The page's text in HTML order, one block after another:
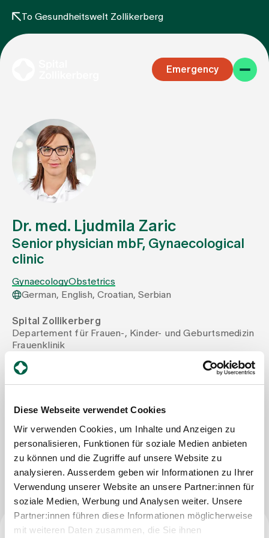
Diese Webseite verwendet Cookies
Wir verwenden Cookies, um Inhalte und Anzeigen zu
personalisieren, Funktionen für soziale Medien anbieten
zu können und die Zugriffe auf unsere Website zu
analysieren. Ausserdem geben wir Informationen zu Ihrer
Verwendung unserer Website an unsere Partner:innen für
soziale Medien, Werbung und Analysen weiter. Unsere
Partner:innen führen diese Informationen möglicherweise
mit weiteren Daten zusammen, die Sie ihnen
To Gesundheitswelt Zollikerberg
Emergency
Specialist areas
Stay
Team
Assigning
Events
Latest news
Jobs & Career
Contact us
Baby gallery
Blog
Dr. med. Ljudmila Zaric
Senior physician mbF, Gynaecological
clinic
GynaecologyObstetrics
German, English, Croatian, Serbian
Spital Zollikerberg
Departement für Frauen-, Kinder- und Geburtsmedizin
Frauenklinik
8125 Zollikerberg
Tel
+41 44 397 25 25
Fax
+41 44 397 23 60
Write Message